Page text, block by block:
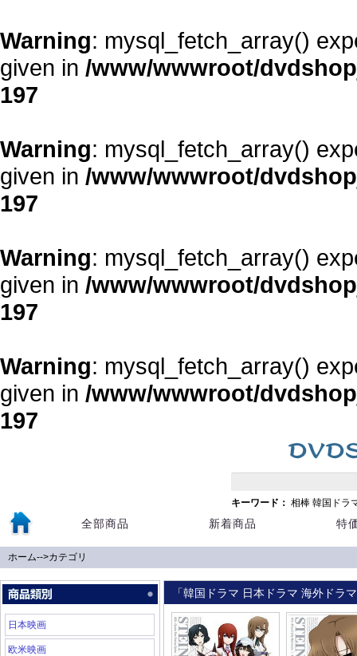
Warning: mysql_fetch_array()
given in /www/wwwroot/
197
Warning: mysql_fetch_array()
given in /www/wwwroot/
197
Warning: mysql_fetch_array()
given in /www/wwwroot/
197
Warning: mysql_fetch_array()
given in /www/wwwroot/
197
キーワード： 相棒 韓国ドラ
全部商品 新着商品 特
ホーム-->カテゴリ
日本映画
欧米映画
「韓国ドラマ 日本ドラマ 海外ドラ